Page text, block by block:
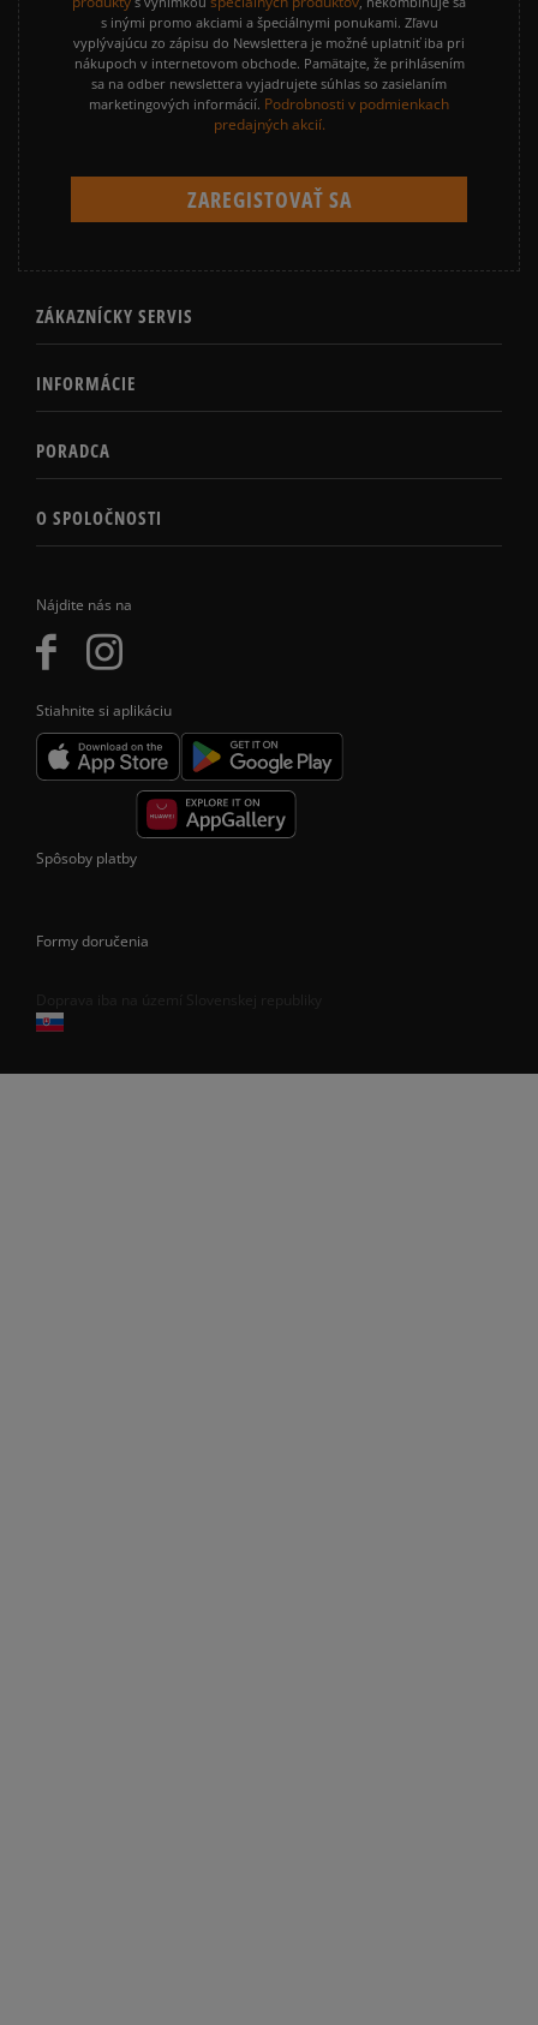
Nájdite nás na
Stiahnite si aplikáciu
s inými promo akciami a špeciálnymi ponukami. Zľavu
vyplývajúcu zo zápisu do Newslettera je možné uplatniť iba pri
nákupoch v internetovom obchode. Pamätajte, že prihlásením
sa na odber newslettera vyjadrujete súhlas so zasielaním
marketingových informácií. Podrobnosti v podmienkach
predajných akcií.
ZÁKAZNÍCKY SERVIS
INFORMÁCIE
PORADCA
O SPOLOČNOSTI
Spôsoby platby
Formy doručenia